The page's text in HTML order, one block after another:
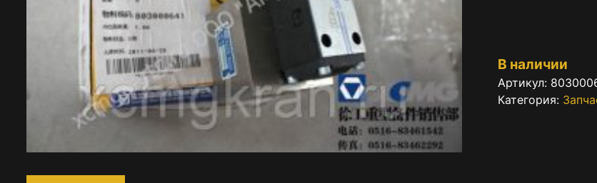
В наличии
Артикул:
Категория: